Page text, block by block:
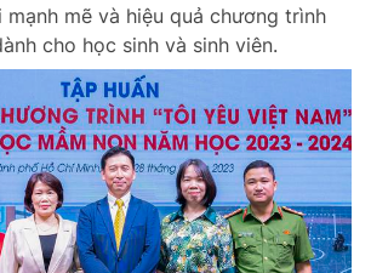
mẽ và hiệu quả chương trình
cho học sinh và sinh viên.